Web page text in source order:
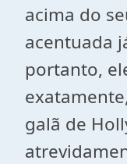
acima do
acentuada
portanto,
galã de